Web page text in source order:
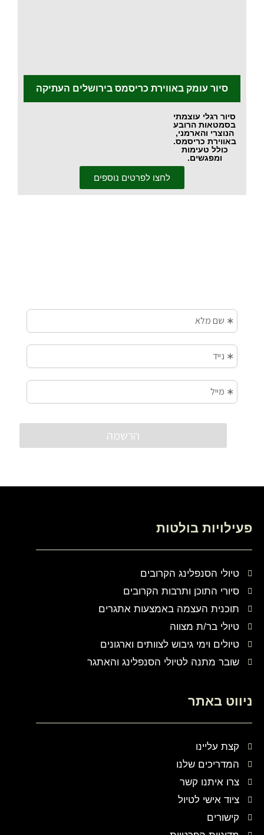
סיור עומק באווירת כריסמס בירושלים העתיקה
סיור רגלי עוצמתי
בסמטאות הרובע
הנוצרי והארמני,
באווירת כריסמס.
כולל טעימות
ומפגשים.
לחצו לפרטים נוספים
פעילויות בולטות
טיולי הסנפלינג הקרובים
סיורי התוכן ותרבות הקרובים
תוכנית העצמה באמצעות אתגרים
טיולי בר/ת מצווה
טיולים וימי גיבוש לצוותים וארגונים
שובר מתנה לטיולי הסנפלינג והאתגר
ניווט באתר
קצת עליינו
המדריכים שלנו
צרו איתנו קשר
ציוד אישי לטיול
קישורים